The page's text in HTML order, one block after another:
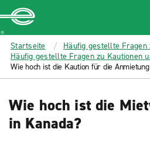
MAIN
CONTENT
Enterprise
Startseite
Häufig gestellte
Häufig gestellte Fragen zu Kautionen
Wie hoch ist die Kaution für die
Wie hoch ist die
in Kanada?